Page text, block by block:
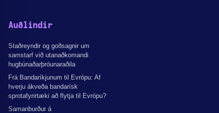
Auðlindir
Staðreyndir og goðsagnir um
samstarf við utanaðkomandi
hugbúnaðarþróunaraðila
Frá Bandaríkjunum til Evrópu: Af
hverju ákveða bandarísk
sprotafyrirtæki að flytja til Evrópu?
Samanburður á